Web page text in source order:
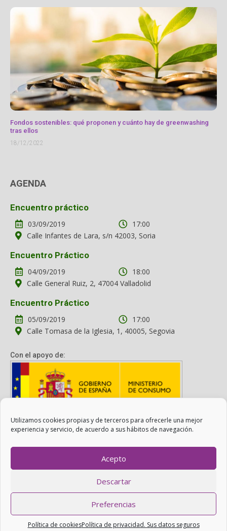
Utilizamos cookies propias y de terceros para ofrecerle una mejor
experiencia y servicio, de acuerdo a sus hábitos de navegación.
Acepto
Descartar
Preferencias
Política de cookiesPolítica de privacidad. Sus datos seguros
Fondos sostenibles: qué proponen y cuánto hay de greenwashing
tras ellos
18/12/2022
AGENDA
Encuentro práctico
03/09/2019
17:00
Calle Infantes de Lara, s/n 42003, Soria
Encuentro Práctico
04/09/2019
18:00
Calle General Ruiz, 2, 47004 Valladolid
Encuentro Práctico
05/09/2019
17:00
Calle Tomasa de la Iglesia, 1, 40005, Segovia
Con el apoyo de:
Con el apoyo del Ministerio de Consumo. Su contenido es
responsabilidad exclusiva de la asociación.
Realizado conWordPresscon ayuda deAgítalo 3.0.